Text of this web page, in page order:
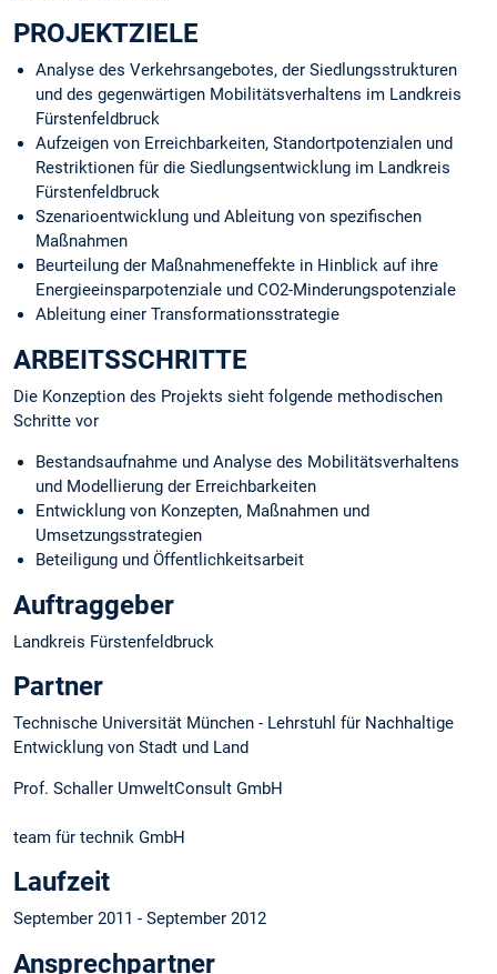
PROJEKTZIELE
Analyse des Verkehrsangebotes, der Siedlungsstrukturen
und des gegenwärtigen Mobilitätsverhaltens im Landkreis
Fürstenfeldbruck
Aufzeigen von Erreichbarkeiten, Standortpotenzialen und
Restriktionen für die Siedlungsentwicklung im Landkreis
Fürstenfeldbruck
Szenarioentwicklung und Ableitung von spezifischen
Maßnahmen
Beurteilung der Maßnahmeneffekte in Hinblick auf ihre
Energieeinsparpotenziale und CO2-Minderungspotenziale
Ableitung einer Transformationsstrategie
ARBEITSSCHRITTE
Die Konzeption des Projekts sieht folgende methodischen
Schritte vor
Bestandsaufnahme und Analyse des Mobilitätsverhaltens
und Modellierung der Erreichbarkeiten
Entwicklung von Konzepten, Maßnahmen und
Umsetzungsstrategien
Beteiligung und Öffentlichkeitsarbeit
Auftraggeber
Landkreis Fürstenfeldbruck
Partner
Technische Universität München - Lehrstuhl für Nachhaltige
Entwicklung von Stadt und Land
Prof. Schaller UmweltConsult GmbH
team für technik GmbH
Laufzeit
September 2011 - September 2012
Ansprechpartner